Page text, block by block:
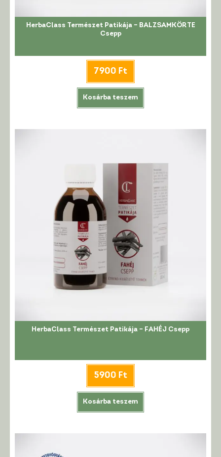
HerbaClass Természet Patikája – BALZSAMKÖRTE
Csepp
7900 Ft
Kosárba teszem
HerbaClass Természet Patikája – FAHÉJ Csepp
5900 Ft
Kosárba teszem